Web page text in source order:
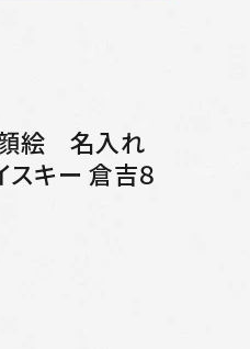
顔絵 名入れ
スキー 倉吉８